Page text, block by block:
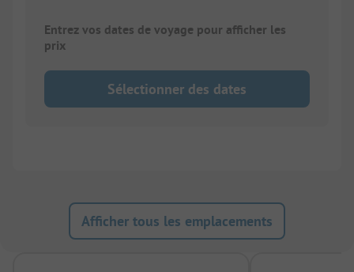
Entrez vos dates de voyage pour afficher les
prix
Sélectionner des dates
Afficher tous les emplacements